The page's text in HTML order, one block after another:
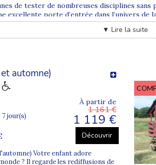
de tester de nombreuses disciplines sans
porte d’entrée dans l’univers de
de participer.
activités nautiques, baignades, parcs de
, tout en garantissant des
et adolescents
multi-activités enfantsetados
sont
de leur âge, ce qui facilite les rencontres
▼ Lire la suite
automne)
7 jour(s)
À partir de
1 161 €
1 119 €
Découvrir
Votre enfant adore
? Il regarde les rediffusions de